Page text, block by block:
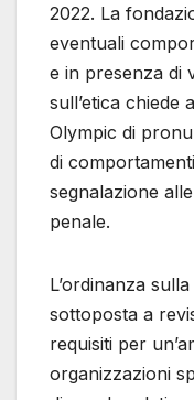
2022. La
eventuali
e in presenza di
sull’etica chiede
Olympic di
di
segnalazione
penale.
L’ordinanza
sottoposta a
requisiti per
organizzazioni